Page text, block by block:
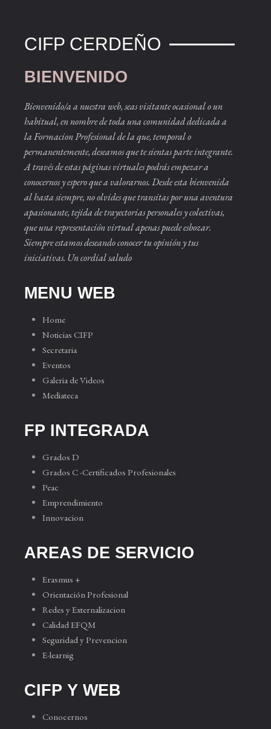
CIFP CERDEÑO
BIENVENIDO
Bienvenido/a a nuestra web, seas visitante ocasional o un
habitual, en nombre de toda una comunidad dedicada a
la Formacion Profesional de la que, temporal o
permanentemente, deseamos que te sientas parte integrante.
A través de estas páginas virtuales podrás empezar a
conocernos y espero que a valorarnos. Desde esta bienvenida
al hasta siempre, no olvides que transitas por una aventura
apasionante, tejida de trayectorias personales y colectivas,
que una representación virtual apenas puede esbozar.
Siempre estamos deseando conocer tu opinión y tus
iniciativas. Un cordial saludo
MENU WEB
Home
Noticias CIFP
Secretaria
Eventos
Galeria de Videos
Mediateca
FP INTEGRADA
Grados D
Grados C -Certificados Profesionales
Peac
Emprendimiento
Innovacion
AREAS DE SERVICIO
Erasmus +
Orientación Profesional
Redes y Externalizacion
Calidad EFQM
Seguridad y Prevencion
E-learnig
CIFP Y WEB
Conocernos